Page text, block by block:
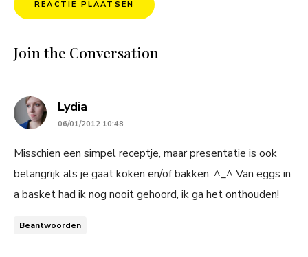
Join the Conversation
Lydia
06/01/2012 10:48
Misschien een simpel receptje, maar presentatie is ook
belangrijk als je gaat koken en/of bakken. ^_^ Van eggs in
a basket had ik nog nooit gehoord, ik ga het onthouden!
Beantwoorden